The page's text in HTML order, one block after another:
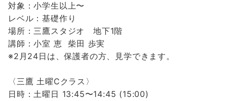
対象：小学生以上〜
レベル：基礎作り
場所：三鷹スタジオ 地下1階
講師：小室 恵 柴田 歩実
※2月24日は、保護者の方、見学できます。
〈三鷹 土曜Cクラス〉
日時：土曜日 13:45〜14:45 (15:00)